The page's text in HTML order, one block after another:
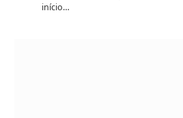
início…